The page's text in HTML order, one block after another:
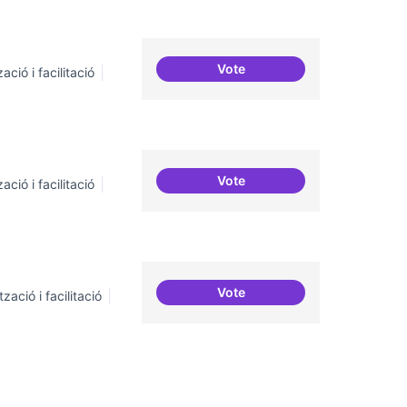
i facilitació
VoteSuport a projectes digitals i
i facilitació
VoteTrobades democràtiques
i facilitació
VoteIncubadora d'ILPs